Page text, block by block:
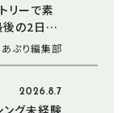
リーで素
の2日間
ぷり編集部
2026.8.7